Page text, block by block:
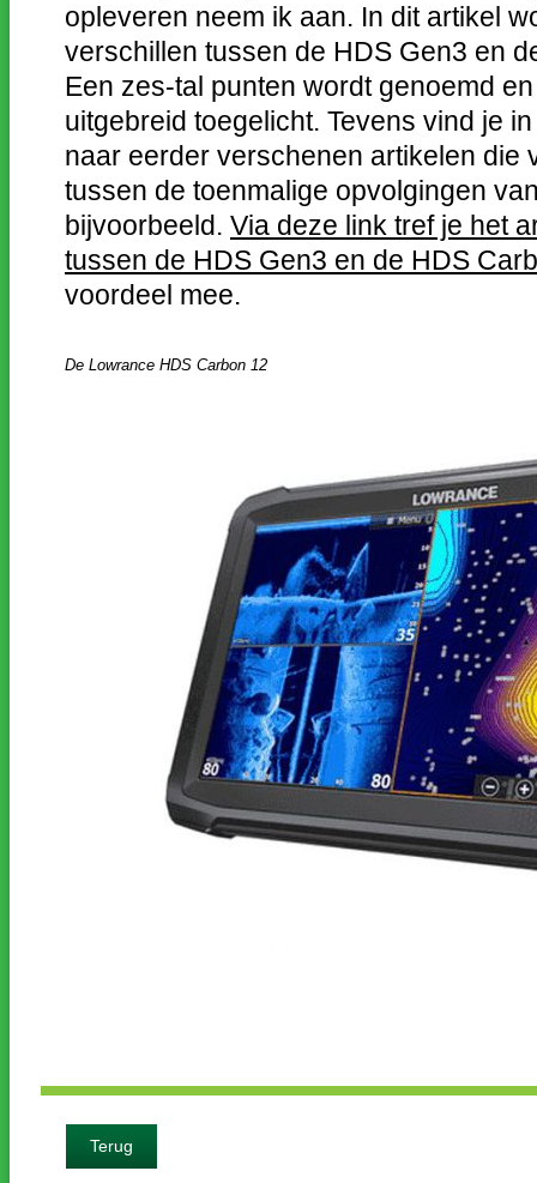
opleveren neem ik aan. In dit artikel
verschillen tussen de HDS Gen3 en
Een zes-tal punten wordt genoemd
uitgebreid toegelicht. Tevens vind je
naar eerder verschenen artikelen die
tussen de toenmalige opvolgingen
bijvoorbeeld. Via deze link tref je het
tussen de HDS Gen3 en de HDS
voordeel mee.
De Lowrance HDS Carbon 12
Terug